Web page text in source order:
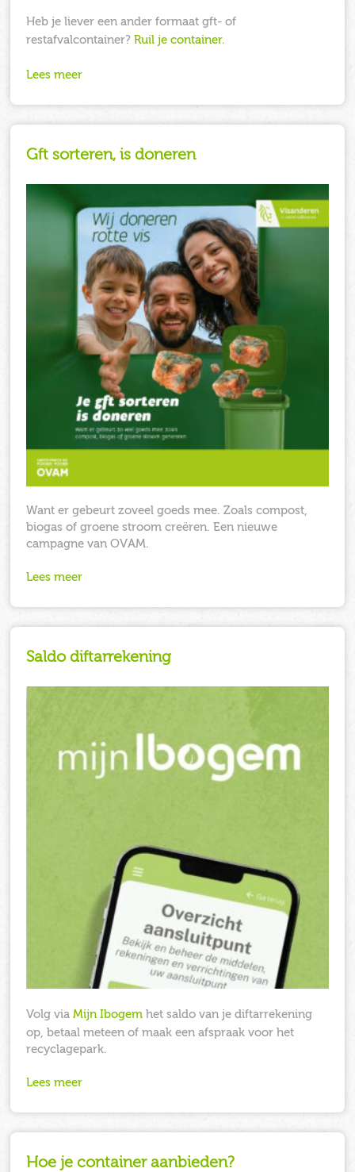
Heb je liever een ander formaat gft- of
restafvalcontainer?Ruil je container.
Lees meer
Gft sorteren, is doneren
Want er gebeurt zoveel goeds mee. Zoals compost,
biogas of groene stroom creëren. Een nieuwe
campagne van OVAM.
Lees meer
Saldo diftarrekening
Volg viaMijn Ibogem het saldo van je diftarrekening
op, betaal meteen of maak een afspraak voor het
recyclagepark.
Lees meer
Hoe je container aanbieden?